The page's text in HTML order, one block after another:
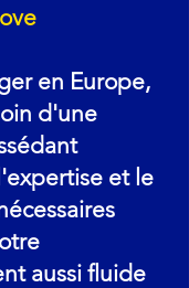
en Europe,
d'une
et le
aussi fluide